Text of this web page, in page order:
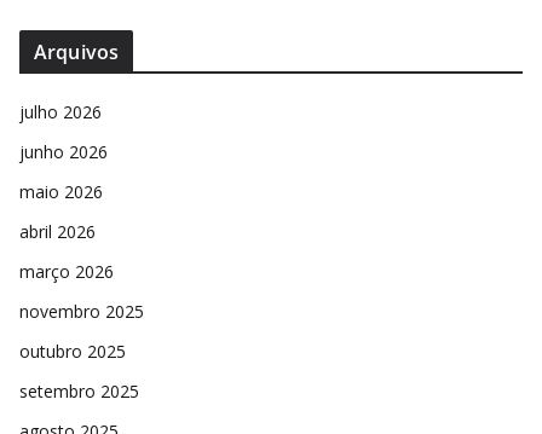
Arquivos
julho 2026
junho 2026
maio 2026
abril 2026
março 2026
novembro 2025
outubro 2025
setembro 2025